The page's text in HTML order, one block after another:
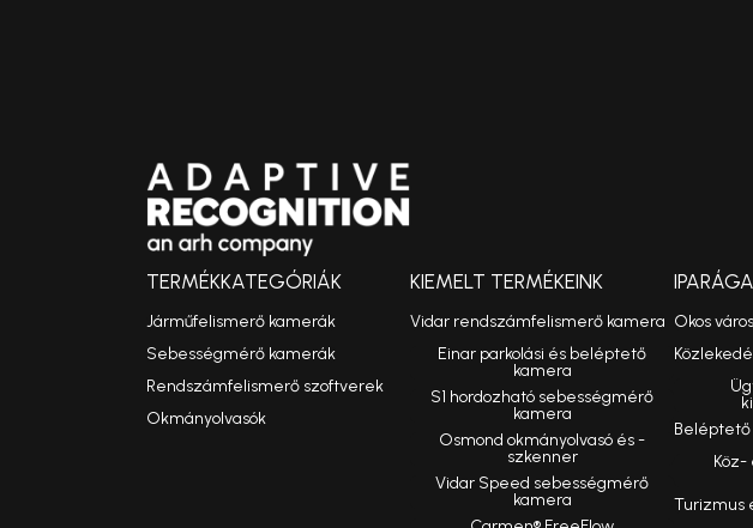
TERMÉKKATEGÓRIÁK
Járműfelismerő kamerák
Sebességmérő kamerák
Rendszámfelismerő szoftverek
Okmányolvasók
KIEMELT TERMÉKEINK
Vidar rendszámfelismerő kamera
Einar parkolási és beléptető
kamera
S1 hordozható sebességmérő
kamera
Osmond okmányolvasó és -
szkenner
Vidar Speed sebességmérő
kamera
Okos
Turizmus